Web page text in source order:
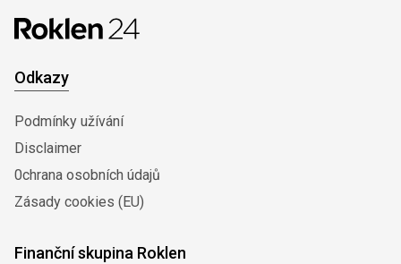
Odkazy
Podmínky užívání
Disclaimer
0chrana osobních údajů
Zásady cookies (EU)
Finanční skupina Roklen